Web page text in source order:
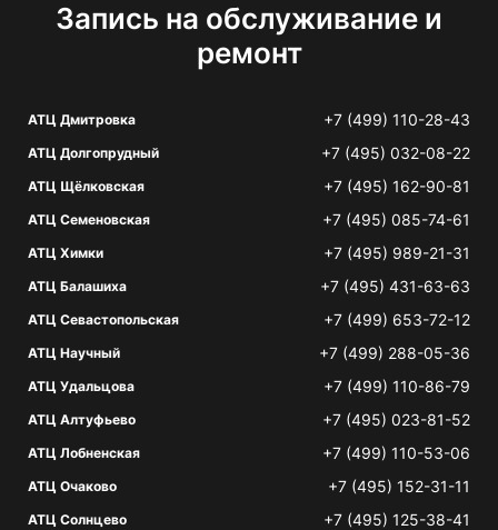
Запись на обслуживание и
ремонт
АТЦ Дмитровка +7 (499) 110-28-43
АТЦ Долгопрудный +7 (495) 032-08-22
АТЦ Щёлковская +7 (495) 162-90-81
АТЦ Семеновская +7 (495) 085-74-61
АТЦ Химки +7 (495) 989-21-31
АТЦ Балашиха +7 (495) 431-63-63
АТЦ Севастопольская +7 (499) 653-72-12
АТЦ Научный +7 (499) 288-05-36
АТЦ Удальцова +7 (499) 110-86-79
АТЦ Алтуфьево +7 (495) 023-81-52
АТЦ Лобненская +7 (499) 110-53-06
АТЦ Очаково +7 (495) 152-31-11
АТЦ Солнцево +7 (495) 125-38-41